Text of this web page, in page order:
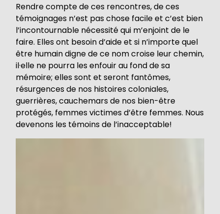
Rendre compte de ces rencontres, de ces
témoignages n’est pas chose facile et c’est bien
l’incontournable nécessité qui m’enjoint de le
faire. Elles ont besoin d’aide et si n’importe quel
être humain digne de ce nom croise leur chemin,
il·elle ne pourra les enfouir au fond de sa
mémoire; elles sont et seront fantômes,
résurgences de nos histoires coloniales,
guerrières, cauchemars de nos bien-être
protégés, femmes victimes d’être femmes. Nous
devenons les témoins de l’inacceptable!